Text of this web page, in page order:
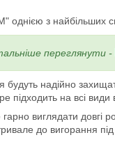
з найбільших
переглянути -
надійно
підходить на всі
виглядати довгі
до вигорання